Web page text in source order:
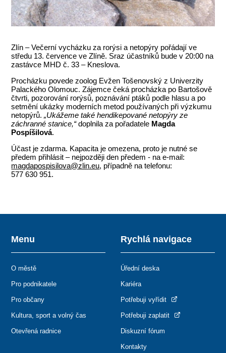
Zlín – Večerní vycházku za rorýsi a netopýry pořádají ve
středu 13. července ve Zlíně. Sraz účastníků bude v 20:00 na
zastávce MHD č. 33 – Kneslova.
Procházku povede zoolog Evžen Tošenovský z Univerzity
Palackého Olomouc. Zájemce čeká procházka po Bartošově
čtvrti, pozorování rorýsů, poznávání ptáků podle hlasu a po
setmění ukázky moderních metod používaných při výzkumu
netopýrů.„Ukážeme také hendikepované netopýry ze
záchranné stanice,“doplnila za pořadatele Magda
Pospíšilová.
Účast je zdarma. Kapacita je omezena, proto je nutné se
předem přihlásit – nejpozději den předem - na e-mail:
magdapospisilova@zlin.eu, případně na telefonu:
577 630 951.
Menu
O městě
Pro podnikatele
Pro občany
Kultura, sport a volný čas
Otevřená radnice
Rychlá navigace
Úřední deska
Kariéra
Potřebuji vyřídit
Potřebuji zaplatit
Diskuzní fórum
Kontakty